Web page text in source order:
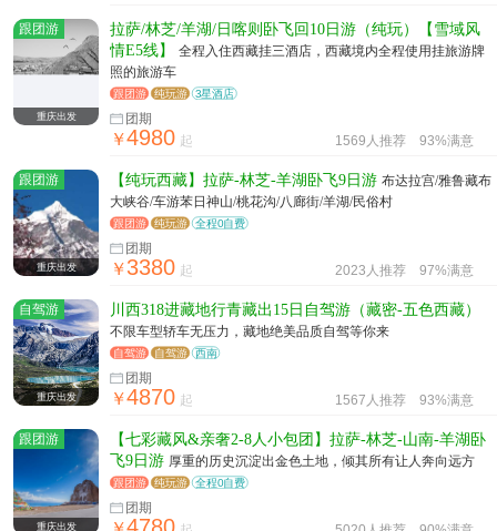
跟团游
重庆出发
拉萨/林芝/羊湖/日喀则卧飞回10日游（纯玩）【雪域风
情E5线】
全程入住西藏挂三酒店，西藏境内全程使用挂旅游牌
照的旅游车
跟团游 纯玩游 3星酒店
团期
￥4980 起 1569人推荐 93%满意
跟团游
重庆出发
【纯玩西藏】拉萨-林芝-羊湖卧飞9日游 布达拉宫/雅鲁藏布
大峡谷/车游苯日神山/桃花沟/八廊街/羊湖/民俗村
跟团游 纯玩游 全程0自费
团期
￥3380 起 2023人推荐 97%满意
自驾游
重庆出发
川西318进藏地行青藏出15日自驾游（藏密-五色西藏）
不限车型轿车无压力，藏地绝美品质自驾等你来
自驾游 自驾游 西南
团期
￥4870 起 1567人推荐 93%满意
跟团游
重庆出发
【七彩藏风&亲奢2-8人小包团】拉萨-林芝-山南-羊湖卧
飞9日游 厚重的历史沉淀出金色土地，倾其所有让人奔向远方
跟团游 纯玩游 全程0自费
团期